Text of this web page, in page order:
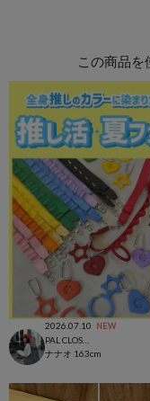
この商品を
2026.07.10 NEW
ナナオ 163cm